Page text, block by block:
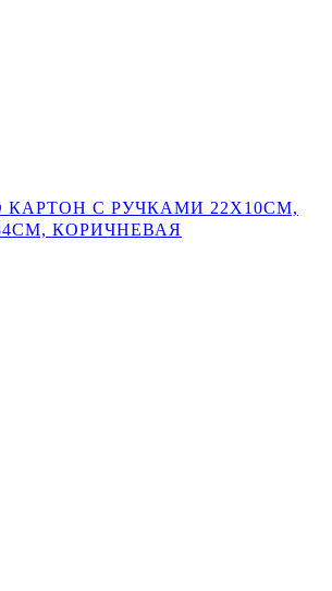
С РУЧКАМИ 22Х10СМ,
КОРИЧНЕВАЯ